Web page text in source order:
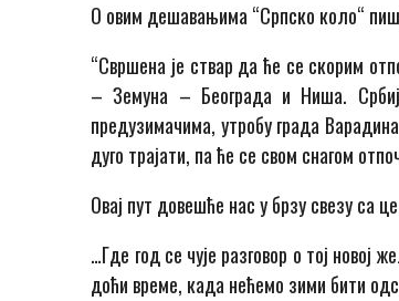
О овим дешавањима “Српско коло“
“Свршена је ствар да ће се скорим
– Земуна – Београда и Ниша.
предузимачима, утробу града
дуго трајати, па ће се свом снагом
Овај пут довешће нас у брзу свезу са
…Где год се чује разговор о тој новој
доћи време, када нећемо зими бити